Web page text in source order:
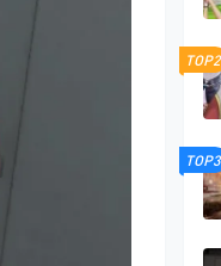
TOP2
TOP3